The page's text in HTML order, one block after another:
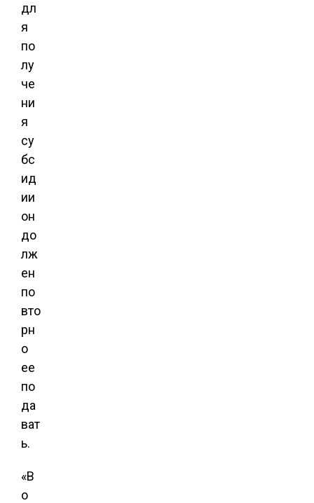
дл
я
по
лу
че
ни
я
су
бс
ид
ии
он
до
лж
ен
по
вто
рн
о
ее
по
да
ват
ь.
«В
о